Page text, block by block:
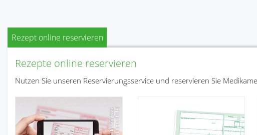
Rezept online reservieren
Rezepte online reservieren
Nutzen Sie unseren Reservierungsservice und reservieren Sie